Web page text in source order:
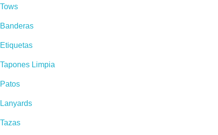
Tows
Banderas
Etiquetas
Tapones Limpia
Patos
Lanyards
Tazas